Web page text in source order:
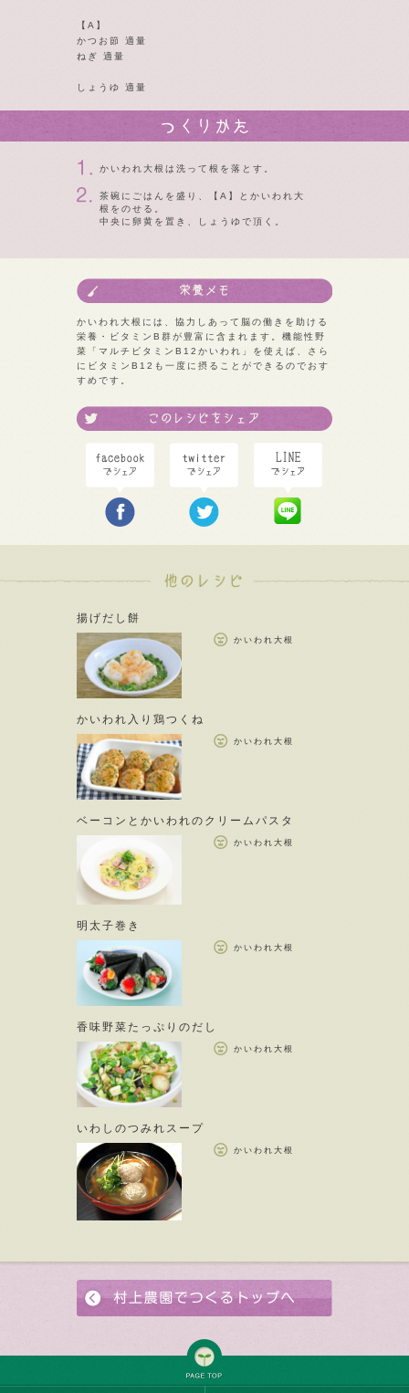
【A】
かつお節 適量
ねぎ 適量
しょうゆ 適量
かいわれ大根は洗って根を落とす。
茶碗にごはんを盛り、【A】とかいわれ大
根をのせる。
中央に卵黄を置き、しょうゆで頂く。
かいわれ大根には、協力しあって脳の働きを助ける
栄養・ビタミンB群が豊富に含まれます。機能性野
菜「マルチビタミンB12かいわれ」を使えば、さら
にビタミンB12も一度に摂ることができるのでおす
すめです。
揚げだし餅
かいわれ大根
かいわれ入り鶏つくね
かいわれ大根
ベーコンとかいわれのクリームパスタ
かいわれ大根
明太子巻き
かいわれ大根
香味野菜たっぷりのだし
かいわれ大根
いわしのつみれスープ
かいわれ大根